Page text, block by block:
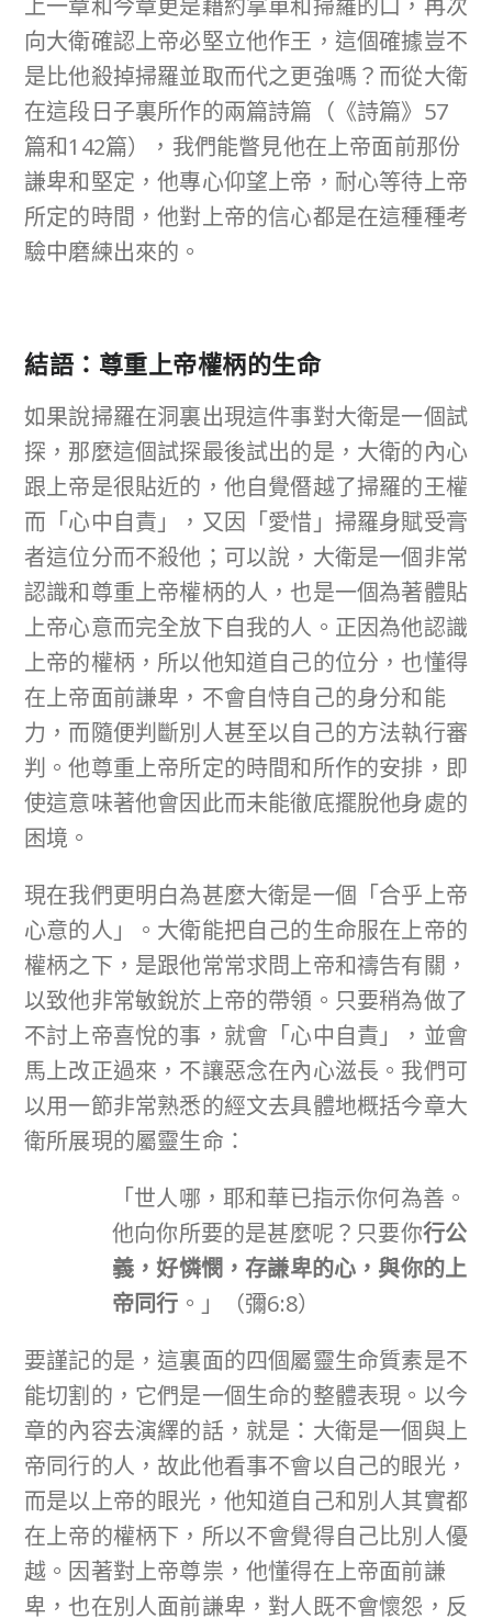
上一章和今章更是藉約拿單和掃羅的口，再次
向大衛確認上帝必堅立他作王，這個確據豈不
是比他殺掉掃羅並取而代之更強嗎？而從大衛
在這段日子裏所作的兩篇詩篇（《詩篇》57
篇和142篇），我們能瞥見他在上帝面前那份
謙卑和堅定，他專心仰望上帝，耐心等待上帝
所定的時間，他對上帝的信心都是在這種種考
驗中磨練出來的。
結語：尊重上帝權柄的生命
如果說掃羅在洞裏出現這件事對大衛是一個試
探，那麼這個試探最後試出的是，大衛的內心
跟上帝是很貼近的，他自覺僭越了掃羅的王權
而「心中自責」，又因「愛惜」掃羅身賦受膏
者這位分而不殺他；可以說，大衛是一個非常
認識和尊重上帝權柄的人，也是一個為著體貼
上帝心意而完全放下自我的人。正因為他認識
上帝的權柄，所以他知道自己的位分，也懂得
在上帝面前謙卑，不會自恃自己的身分和能
力，而隨便判斷別人甚至以自己的方法執行審
判。他尊重上帝所定的時間和所作的安排，即
使這意味著他會因此而未能徹底擺脫他身處的
困境。
現在我們更明白為甚麼大衛是一個「合乎上帝
心意的人」。大衛能把自己的生命服在上帝的
權柄之下，是跟他常常求問上帝和禱告有關，
以致他非常敏銳於上帝的帶領。只要稍為做了
不討上帝喜悅的事，就會「心中自責」，並會
馬上改正過來，不讓惡念在內心滋長。我們可
以用一節非常熟悉的經文去具體地概括今章大
衛所展現的屬靈生命：
「世人哪，耶和華已指示你何為善。
他向你所要的是甚麼呢？只要你行公
義，好憐憫，存謙卑的心，與你的上
帝同行 。」（彌6:8）
要謹記的是，這裏面的四個屬靈生命質素是不
能切割的，它們是一個生命的整體表現。以今
章的內容去演繹的話，就是：大衛是一個與上
帝同行的人，故此他看事不會以自己的眼光，
而是以上帝的眼光，他知道自己和別人其實都
在上帝的權柄下，所以不會覺得自己比別人優
越。因著對上帝尊祟，他懂得在上帝面前謙
卑，也在別人面前謙卑，對人既不會懷怨，反